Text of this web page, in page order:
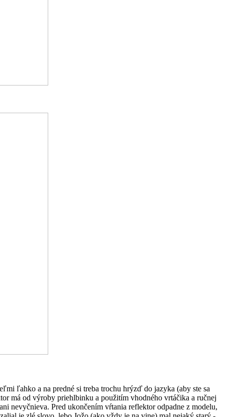
ľahko a na predné si treba trochu hrýzď do jazyka (aby ste sa
má od výroby priehlbinku a použitím vhodného vrtáčika a ručnej
nevyčnieva. Pred ukončením vŕtania reflektor odpadne z modelu,